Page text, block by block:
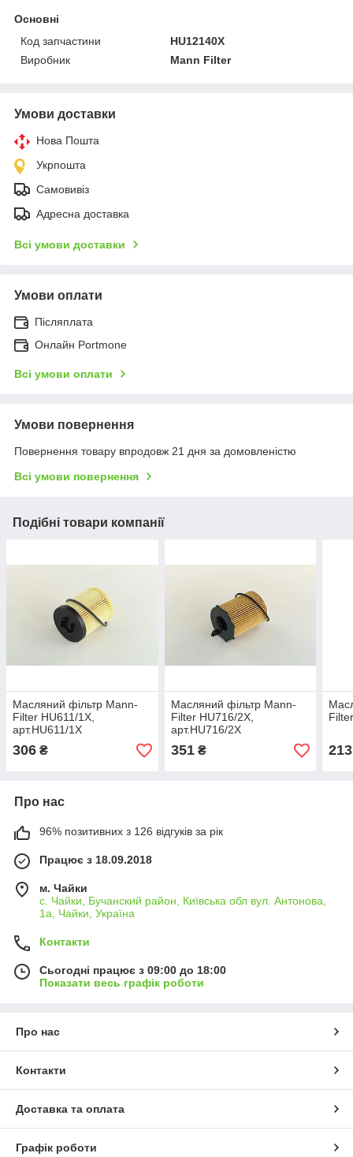
Основні
Код запчастини
HU12140X
Виробник
Mann Filter
Умови доставки
Нова Пошта
Укрпошта
Самовивіз
Адресна доставка
Всі умови доставки
Умови оплати
Післяплата
Онлайн Portmone
Всі умови оплати
Умови повернення
Повернення товару впродовж 21 дня за домовленістю
Всі умови повернення
Подібні товари компанії
Масляний фільтр Mann-
Filter HU611/1X,
арт.HU611/1X
306 ₴
Масляний фільтр Mann-
Filter HU716/2X,
арт.HU716/2X
351₴ 213
Про нас
96% позитивних з 126 відгуків за рік
Працює з 18.09.2018
м. Чайки
с. Чайки, Бучанский район, Київська обл вул. Антонова,
1а, Чайки, Україна
Контакти
Сьогодні працює з 09:00 до 18:00
Показати весь графік роботи
Про нас
Контакти
Доставка та оплата
Графік роботи